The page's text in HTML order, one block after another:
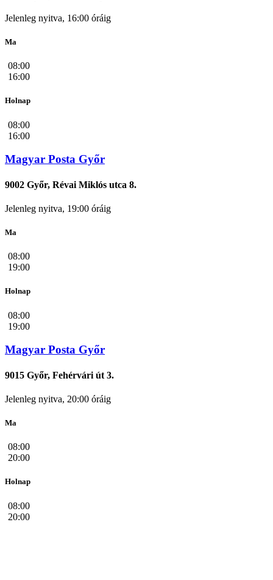
Jelenleg nyitva, 16:00 óráig
Ma
08:00
16:00
Holnap
08:00
16:00
Magyar Posta Győr
9002 Győr, Révai Miklós utca 8.
Jelenleg nyitva, 19:00 óráig
Ma
08:00
19:00
Holnap
08:00
19:00
Magyar Posta Győr
9015 Győr, Fehérvári út 3.
Jelenleg nyitva, 20:00 óráig
Ma
08:00
20:00
Holnap
08:00
20:00